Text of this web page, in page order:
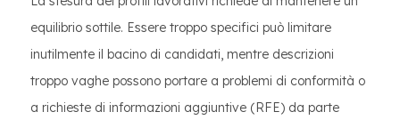
equilibrio sottile. Essere troppo specifici può limitare
inutilmente il bacino di candidati, mentre descrizioni
troppo vaghe possono portare a problemi di conformità o
a richieste di informazioni aggiuntive (RFE) da parte